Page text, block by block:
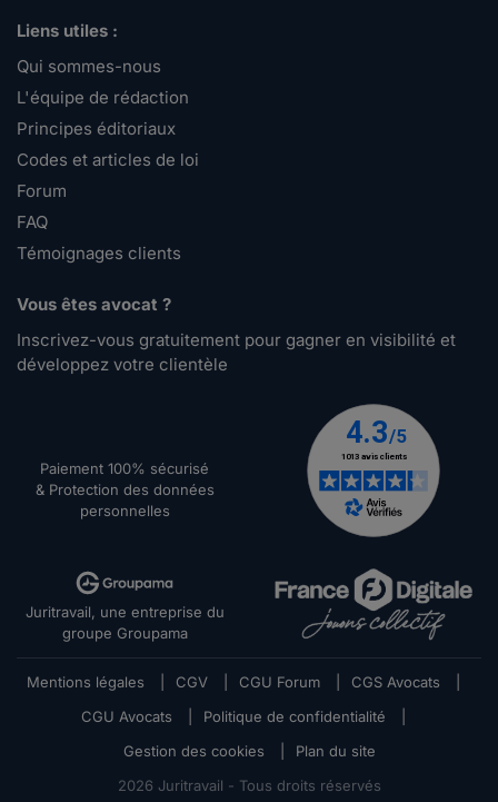
Liens utiles :
Qui sommes-nous
L'équipe de rédaction
Principes éditoriaux
Codes et articles de loi
Forum
FAQ
Témoignages clients
Vous êtes avocat ?
Inscrivez-vous gratuitement pour gagner en visibilité et
développez votre clientèle
Paiement 100% sécurisé
& Protection des données
personnelles
Juritravail, une entreprise du
groupe Groupama
Mentions légales CGV CGU Forum CGS Avocats
CGU Avocats
Politique de confidentialité
Gestion des cookies
Plan du site
2026 Juritravail - Tous droits réservés